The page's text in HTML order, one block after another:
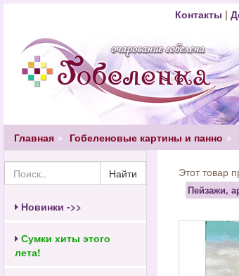
Контакты |
Главная Гобеленовые картины и панно
Найти
Новинки ->>
Сумки хиты этого
лета!
Этот товар
Пейзажи,